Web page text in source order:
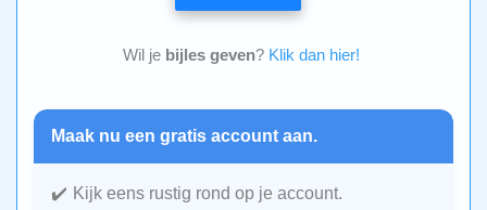
Wil je bijles geven? Klik dan hier!
Maak nu een gratis account aan.
Kijk eens rustig rond op je account.